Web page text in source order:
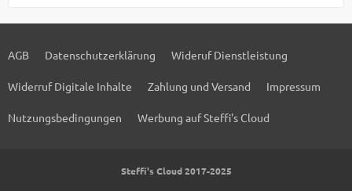
AGB Datenschutzerklärung Wideruf Dienstleistung
Widerruf Digitale Inhalte Zahlung und Versand Impressum
Nutzungsbedingungen Werbung auf Steffi's Cloud
Steffi's Cloud 2017-2025